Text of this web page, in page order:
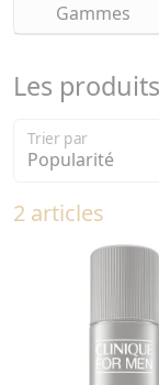
Gammes
Les
Trier par
2 articles